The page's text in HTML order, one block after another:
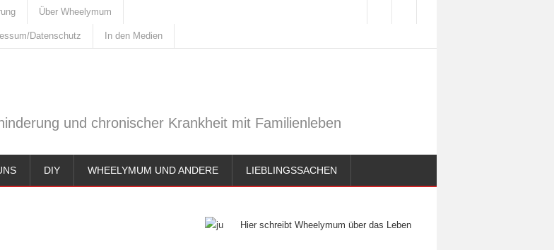
Über Wheelymum
Datenschutz In den Medien
und chronischer Krankheit mit Familienleben
DIY WHEELYMUM UND ANDERE LIEBLINGSSACHEN
Hier schreibt Wheelymum über das Leben